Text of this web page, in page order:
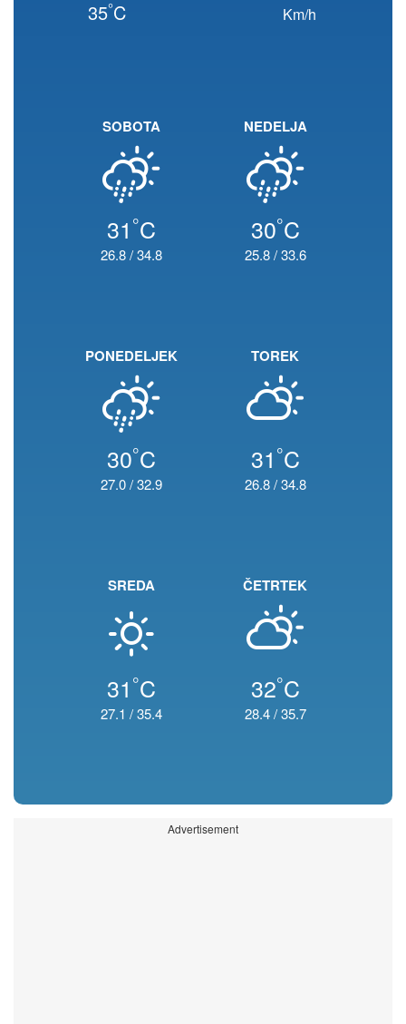
35°C Km/h
SOBOTA
31 °C
26.8/34.8
NEDELJA
30°C
25.8/33.6
PONEDELJEK
30°C
27.0/32.9
TOREK
31 °C
26.8/34.8
SREDA
31 °C
27.1 /35.4
ČETRTEK
32°C
28.4/35.7
Advertisement